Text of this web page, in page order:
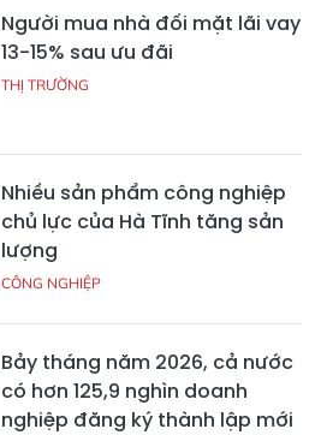
Người mua nhà đối mặt lãi vay
13-15% sau ưu đãi
THỊ TRƯỜNG
Nhiều sản phẩm công nghiệp
chủ lực của Hà Tĩnh tăng sản
lượng
CÔNG NGHIỆP
Bảy tháng năm 2026, cả nước
có hơn 125,9 nghìn doanh
nghiệp đăng ký thành lập mới